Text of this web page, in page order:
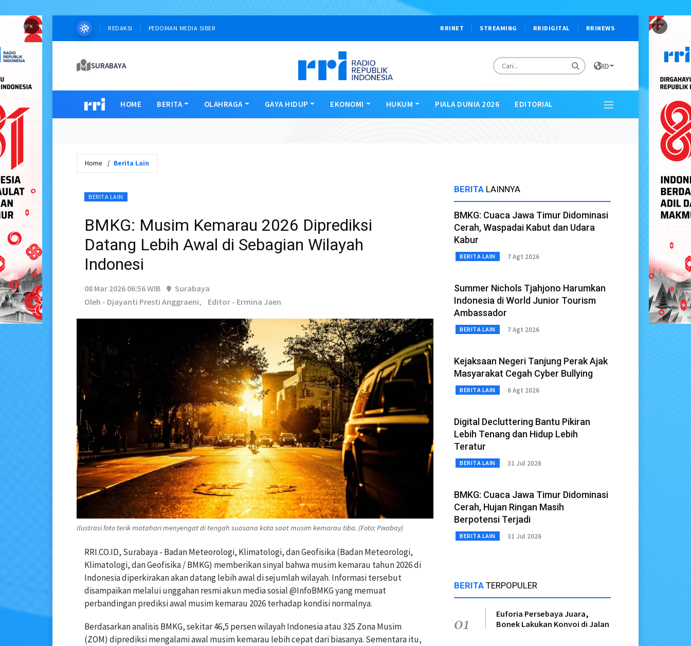
× ×
REDAKSI PEDOMAN MEDIA SIBER RRINET STREAMING RRIDIGITAL RRINEWS
SURABAYA ID
HOME BERITA OLAHRAGA GAYA HIDUP EKONOMI HUKUM PIALA DUNIA 2026 EDITORIAL
Home Berita Lain
BERITA LAIN
BMKG: Musim Kemarau 2026 Diprediksi
Datang Lebih Awal di Sebagian Wilayah
Indonesi
08 Mar 2026 06:56 WIB
Surabaya
Oleh - Djayanti Presti Anggraeni,
Editor - Ermina Jaen
Ilustrasi foto terik matahari menyengat di tengah suasana kota saat musim kemarau tiba. (Foto: Pixabay)
RRI.CO.ID, Surabaya - Badan Meteorologi, Klimatologi, dan Geofisika (Badan Meteorologi,
Klimatologi, dan Geofisika / BMKG) memberikan sinyal bahwa musim kemarau tahun 2026 di
Indonesia diperkirakan akan datang lebih awal di sejumlah wilayah. Informasi tersebut
disampaikan melalui unggahan resmi akun media sosial @InfoBMKG yang memuat
perbandingan prediksi awal musim kemarau 2026 terhadap kondisi normalnya.
Berdasarkan analisis BMKG, sekitar 46,5 persen wilayah Indonesia atau 325 Zona Musim
(ZOM) diprediksi mengalami awal musim kemarau lebih cepat dari biasanya. Sementara itu,
BERITA LAINNYA
BMKG: Cuaca Jawa Timur Didominasi
Cerah, Waspadai Kabut dan Udara
Kabur
BERITA LAIN 7 Agt 2026
Summer Nichols Tjahjono Harumkan
Indonesia di World Junior Tourism
Ambassador
BERITA LAIN 7 Agt 2026
Kejaksaan Negeri Tanjung Perak Ajak
Masyarakat Cegah Cyber Bullying
BERITA LAIN 6 Agt 2026
Digital Decluttering Bantu Pikiran
Lebih Tenang dan Hidup Lebih
Teratur
BERITA LAIN 31 Jul 2026
BMKG: Cuaca Jawa Timur Didominasi
Cerah, Hujan Ringan Masih
Berpotensi Terjadi
BERITA LAIN 31 Jul 2026
BERITA TERPOPULER
01
Euforia Persebaya Juara,
Bonek Lakukan Konvoi di Jalan